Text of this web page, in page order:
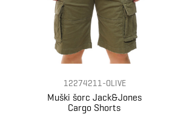
12274211-OLIVE
Muški šorc Jack&Jones
Cargo Shorts